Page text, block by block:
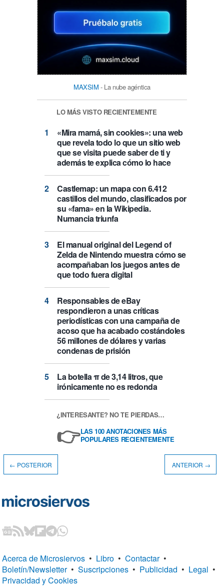
MAXSIM - La nube agéntica
LO MÁS VISTO RECIENTEMENTE
«Mira mamá, sin cookies»: una web
que revela todo lo que un sitio web
que se visita puede saber de ti y
además te explica cómo lo hace
Castlemap: un mapa con 6.412
castillos del mundo, clasificados por
su «fama» en la Wikipedia.
Numancia triunfa
El manual original del Legend of
Zelda de Nintendo muestra cómo se
acompañaban los juegos antes de
que todo fuera digital
Responsables de eBay
respondieron a unas críticas
periodísticas con una campaña de
acoso que ha acabado costándoles
56 millones de dólares y varias
condenas de prisión
La botella π de 3,14 litros, que
irónicamente no es redonda
¿INTERESANTE? NO TE PIERDAS…
👉LAS 100 ANOTACIONES MÁS
POPULARES RECIENTEMENTE
← POSTERIOR ANTERIOR →
Acerca de Microsiervos • Libro • Contactar •
Boletín/Newsletter • Suscripciones • Publicidad • Legal •
Privacidad y Cookies